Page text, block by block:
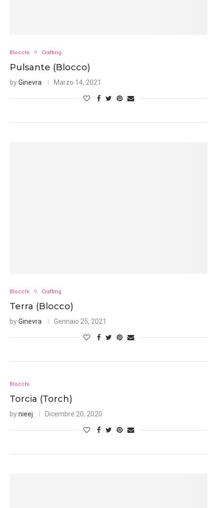
Blocchi Crafting
Pulsante (Blocco)
byGinevra Marzo 14, 2021
Blocchi Crafting
Terra (Blocco)
byGinevra Gennaio 25, 2021
Blocchi
Torcia (Torch)
bynieej Dicembre 20, 2020